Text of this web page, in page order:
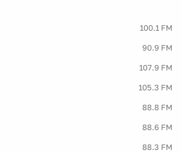
100.1 FM
90.9 FM
107.9 FM
105.3 FM
88.8 FM
88.6 FM
88.3 FM